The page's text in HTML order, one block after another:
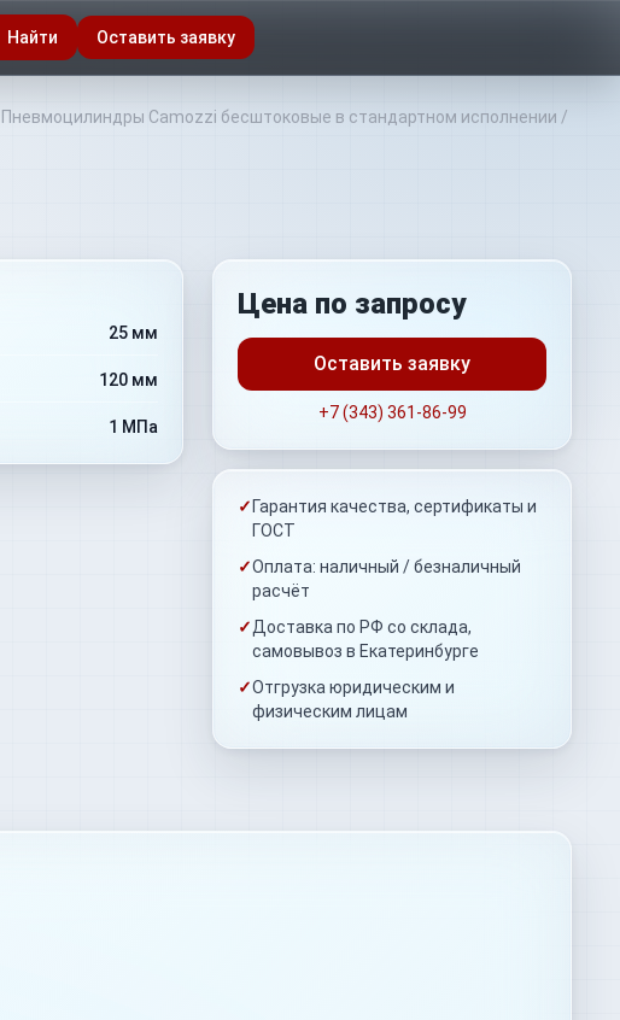
Найти Оставить заявку
Пневмоцилиндры Camozzi бесштоковые в стандартном исполнении /
25 мм
120 мм
1 МПа
Цена по запросу
Оставить заявку
+7 (343) 361-86-99
✓ Гарантия качества, сертификаты и
ГОСТ
✓Оплата: наличный / безналичный
расчёт
✓Доставка по РФ со склада,
самовывоз в Екатеринбурге
✓Отгрузка юридическим и
физическим лицам